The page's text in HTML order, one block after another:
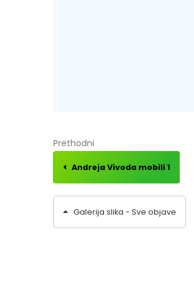
Prethodni
Andreja Vivoda mobili 1
Galerija slika - Sve objave